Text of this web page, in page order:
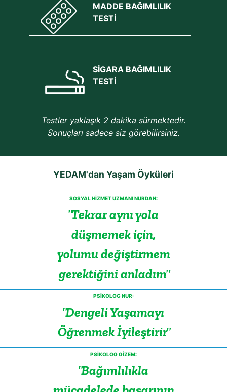
MADDE BAĞIMLILIK
TESTİ
SİGARA BAĞIMLILIK
TESTİ
Testler yaklaşık 2 dakika sürmektedir.
Sonuçları sadece siz görebilirsiniz.
YEDAM'dan Yaşam Öyküleri
SOSYAL HİZMET UZMANI NURDAN:
Tekrar aynı yola
düşmemek için,
yolumu değiştirmem
gerektiğini anladım
PSİKOLOG NUR:
Dengeli Yaşamayı
Öğrenmek İyileştirir
PSİKOLOG GİZEM:
Bağımlılıkla